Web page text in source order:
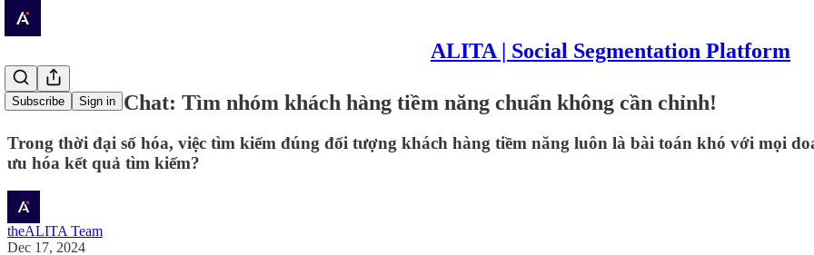
ALITA | Social Segmentation Platform
Subscribe Sign in
TheAlita AI Chat: Tìm nhóm khách hàng tiềm năng chuẩn không cần chỉnh!
Trong thời đại số hóa, việc tìm kiếm đúng đối tượng khách hàng tiềm năng luôn là bài toán khó với mọi
ưu hóa kết quả tìm kiếm?
theALITA Team
Dec 17, 2024